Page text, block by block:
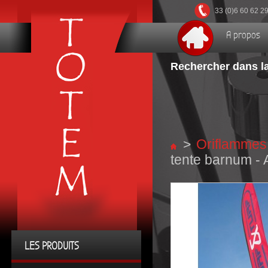
33 (0)6 60 62
A propos
Rechercher dans
LES PRODUITS
> Oriflammes
tente barnum -